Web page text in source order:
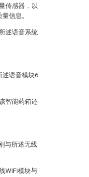
传感器，以
信息。
述语音系统
述语音模块6
智能药箱还
与所述无线
WIFI模块与